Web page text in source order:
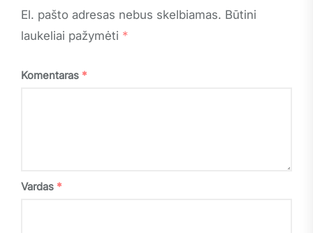
El. pašto adresas nebus skelbiamas. Būtini
laukeliai pažymėti *
Komentaras *
Vardas *